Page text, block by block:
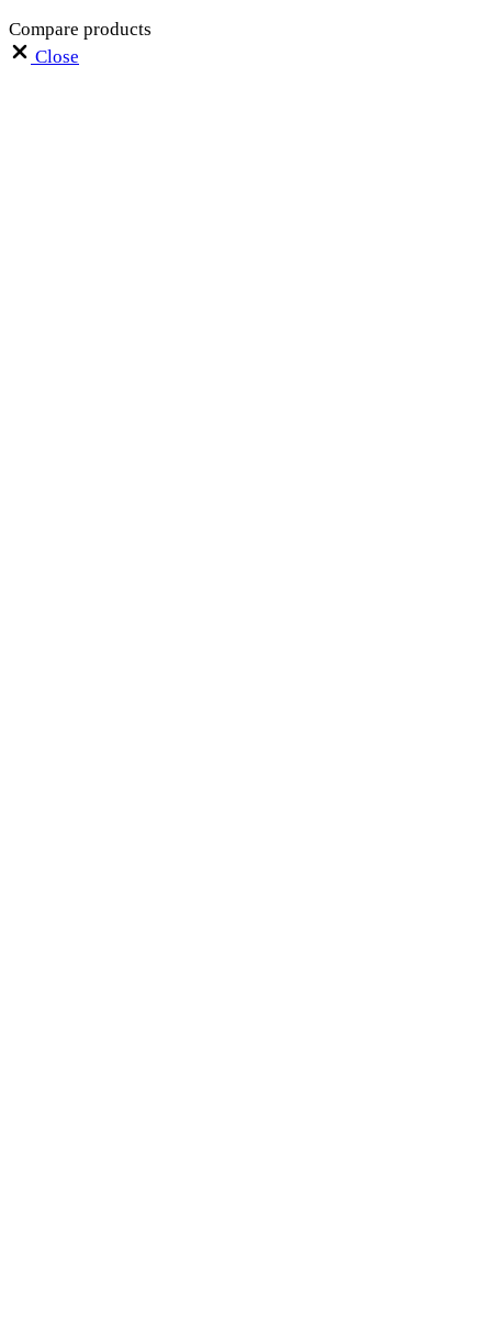
Compare products
Close